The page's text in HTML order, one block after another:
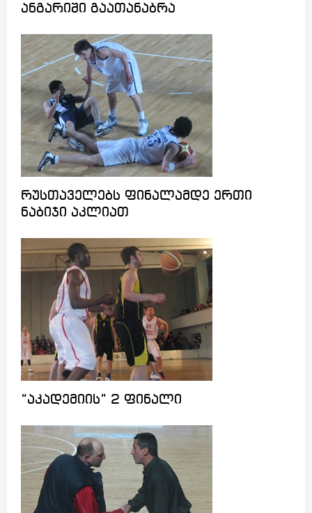
ანგარიში გაათანაბრა
რუსთაველებს ფინალამდე ერთი
ნაბიჯი აკლიათ
“აკადემიის” 2 ფინალი